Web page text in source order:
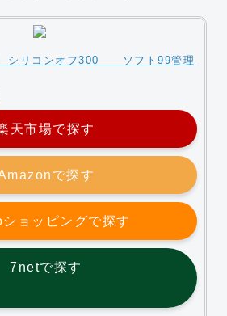
シリコンオフ300 ソフト99管理
天市場で探す
で探す
ョッピングで探す
7netで探す